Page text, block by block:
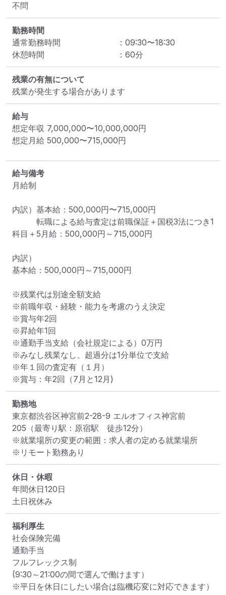
不問
勤務時間
通常勤務時間
： 09:30〜18:30
休憩時間
： 60分
残業の有無について
残業が発生する場合があります
給与
想定年収 7,000,000〜10,000,000円
想定月給 500,000〜715,000円
給与備考
月給制
内訳）基本給：500,000円〜715,000円
転職による給与査定は前職保証＋国税3法につき1
科目＋5月給：500,000円～715,000円
内訳）
基本給：500,000円～715,000円
※残業代は別途全額支給
※前職年収・経験・能力を考慮のうえ決定
※賞与年2回
※昇給年1回
※通勤手当支給（会社規定による）0万円
※みなし残業なし、超過分は1分単位で支給
※年１回の査定有（１月）
※賞与：年2回（7月と12月)
勤務地
東京都渋谷区神宮前2-28-9 エルオフィス神宮前
205 （最寄り駅：原宿駅　徒歩12分）
※就業場所の変更の範囲：求人者の定める就業場所
※リモート勤務あり
休日・休暇
年間休日120日
土日祝休み
福利厚生
社会保険完備
通勤手当
フルフレックス制
(9:30～21:00の間で選んで働けます）
※平日を休日にしたい場合は臨機応変に対応できます）